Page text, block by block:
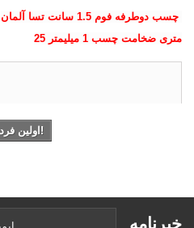
25 متری ضخامت چسب 1 میلیمتر
اولین فردی باشید که نقد خود را می‌نویسید!
خبرنامه